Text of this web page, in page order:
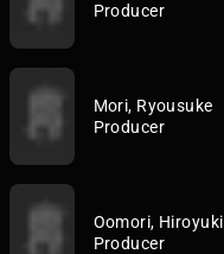
Producer
Mori, Ryousuke
Producer
Oomori, Hiroyuki
Producer